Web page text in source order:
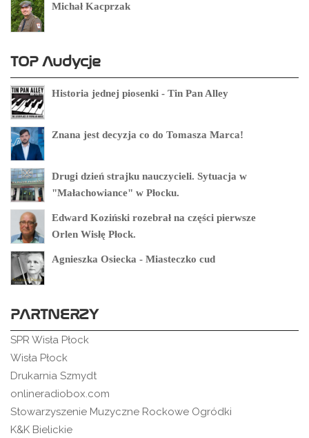
Michał Kacprzak
TOP Audycje
Historia jednej piosenki - Tin Pan Alley
Znana jest decyzja co do Tomasza Marca!
Drugi dzień strajku nauczycieli. Sytuacja w
"Małachowiance" w Płocku.
Edward Koziński rozebrał na części pierwsze
Orlen Wisłę Płock.
Agnieszka Osiecka - Miasteczko cud
PARTNERZY
SPR Wisła Płock
Wisła Płock
Drukarnia Szmydt
onlineradiobox.com
Stowarzyszenie Muzyczne Rockowe Ogródki
K&K Bielickie